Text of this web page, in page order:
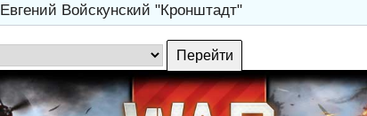
Евгений Войскунский "Кронштадт"